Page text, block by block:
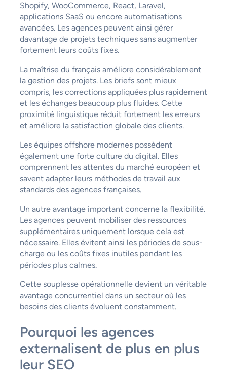
Shopify, WooCommerce, React, Laravel,
applications SaaS ou encore automatisations
avancées. Les agences peuvent ainsi gérer
davantage de projets techniques sans augmenter
fortement leurs coûts fixes.
La maîtrise du français améliore considérablement
la gestion des projets. Les briefs sont mieux
compris, les corrections appliquées plus rapidement
et les échanges beaucoup plus fluides. Cette
proximité linguistique réduit fortement les erreurs
et améliore la satisfaction globale des clients.
Les équipes offshore modernes possèdent
également une forte culture du digital. Elles
comprennent les attentes du marché européen et
savent adapter leurs méthodes de travail aux
standards des agences françaises.
Un autre avantage important concerne la flexibilité.
Les agences peuvent mobiliser des ressources
supplémentaires uniquement lorsque cela est
nécessaire. Elles évitent ainsi les périodes de sous-
charge ou les coûts fixes inutiles pendant les
périodes plus calmes.
Cette souplesse opérationnelle devient un véritable
avantage concurrentiel dans un secteur où les
besoins des clients évoluent constamment.
Pourquoi les agences
externalisent de plus en plus
leur SEO